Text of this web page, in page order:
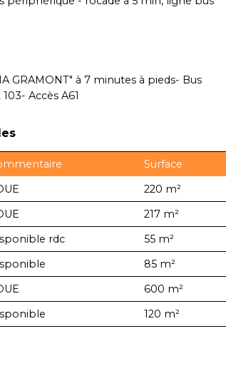
GRAMONT" à 7 minutes à pieds- Bus
Accès A61
Surface
220 m²
217 m²
rdc
55 m²
85 m²
600 m²
120 m²